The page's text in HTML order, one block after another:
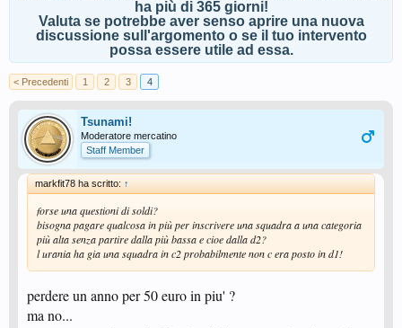
ha più di 365 giorni!
Valuta se potrebbe aver senso aprire una nuova
discussione sull'argomento o se il tuo intervento
possa essere utile ad essa.
< Precedenti 1 2 3 4
Tsunami!
Moderatore mercatino
Staff Member
markfit78 ha scritto: ↑
forse una questioni di soldi?
bisogna pagare qualcosa in più per inscrivere una squadra a una categoria
più alta senza partire dalla più bassa e cioe dalla d2?
l urania ha gia una squadra in c2 probabilmente non c era posto in d1!
perdere un anno per 50 euro in piu' ?
ma no...